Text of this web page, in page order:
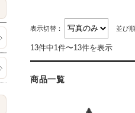
表示切替： 並び
13件中1件〜13件を表示
商品一覧